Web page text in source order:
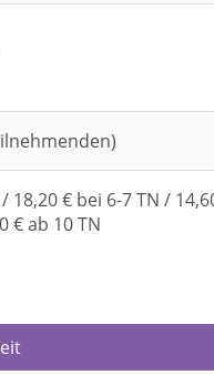
18,20 € bei 6-7 TN /
€ ab 10 TN